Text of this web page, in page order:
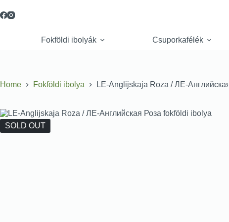
Fokföldi ibolyák Csuporkafélék
Home Fokföldi ibolya LE-Anglijskaja Roza / ЛЕ-
SOLD OUT